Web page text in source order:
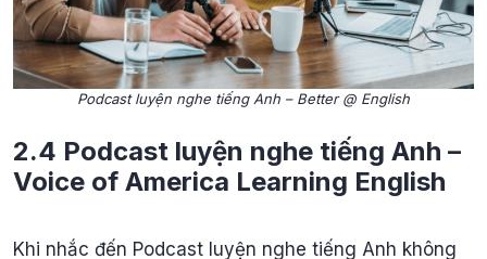
Podcast luyện nghe tiếng Anh – Better @ English
2.4 Podcast luyện nghe tiếng Anh –
Voice of America Learning English
Khi nhắc đến Podcast luyện nghe tiếng Anh không